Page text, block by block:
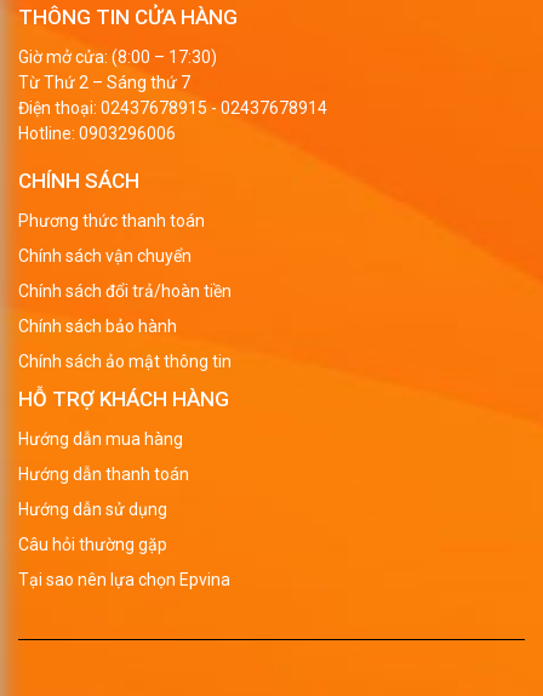
THÔNG TIN CỬA HÀNG
Giờ mở cửa: (8:00 – 17:30)
Từ Thứ 2 – Sáng thứ 7
Điện thoại: 02437678915 - 02437678914
Hotline: 0903296006
CHÍNH SÁCH
Phương thức thanh toán
Chính sách vận chuyển
Chính sách đổi trả/hoàn tiền
Chính sách bảo hành
Chính sách ảo mật thông tin
HỖ TRỢ KHÁCH HÀNG
Hướng dẫn mua hàng
Hướng dẫn thanh toán
Hướng dẫn sử dụng
Câu hỏi thường gặp
Tại sao nên lựa chọn Epvina